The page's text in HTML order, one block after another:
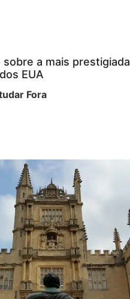
a mais prestigiada
EUA
Fora